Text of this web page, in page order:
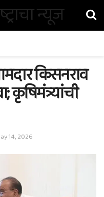
किसनराव
कृषिमंत्र्यांची
14, 2026